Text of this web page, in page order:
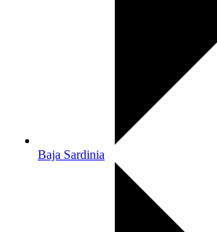
Baja Sardinia